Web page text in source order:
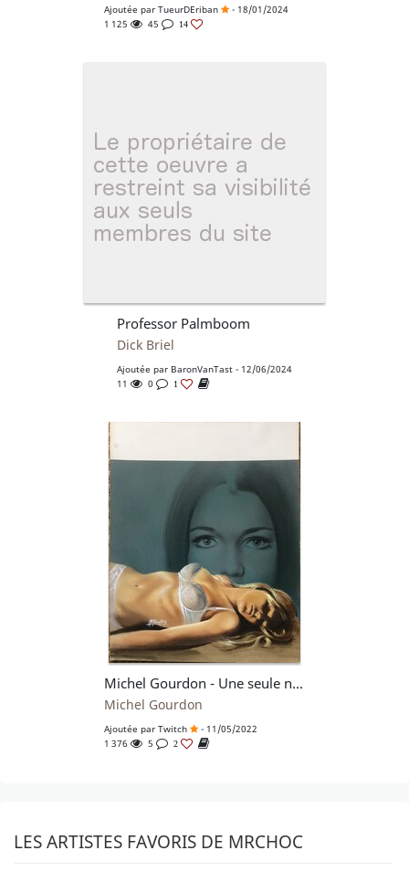
Ajoutée par TueurDEriban
- 18/01/2024
1 125
45 14
Professor Palmboom
Dick Briel
Ajoutée par BaronVanTast - 12/06/2024
11
0 1
Michel Gourdon - Une seule nuit à St Florentin
Michel Gourdon
Ajoutée par Twitch
- 11/05/2022
1 376
5 2
LES ARTISTES FAVORIS DE MRCHOC